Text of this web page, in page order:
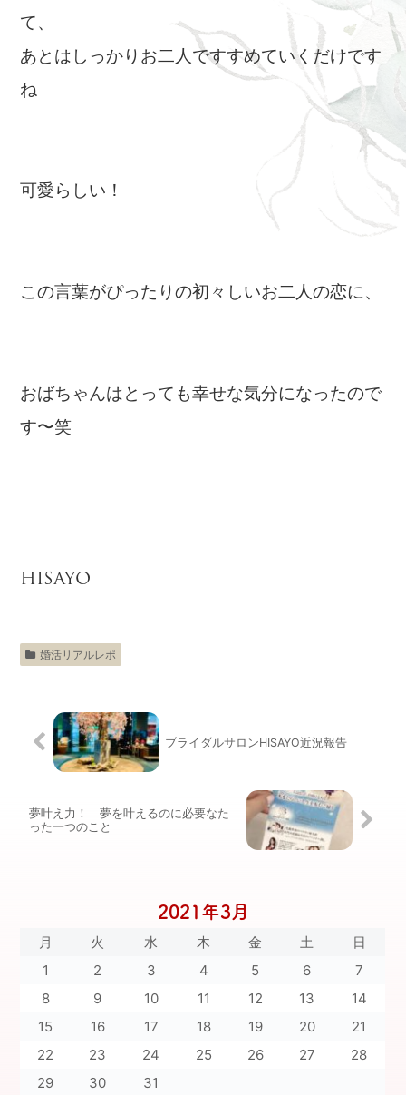
て、
あとはしっかりお二人ですすめていくだけです
ね
可愛らしい！
この言葉がぴったりの初々しいお二人の恋に、
おばちゃんはとっても幸せな気分になったので
す〜笑
HISAYO
婚活リアルレポ
ブライダルサロンHISAYO近況報告
夢叶え力！ 夢を叶えるのに必要なた
った一つのこと
2021年3月
月 火 水 木 金 土 日
1 2 3 4 5 6
7
8
9 10 11 12 13
14
15
16 17 18 19 20
21
22
23 24 25 26 27
28
29
30 31